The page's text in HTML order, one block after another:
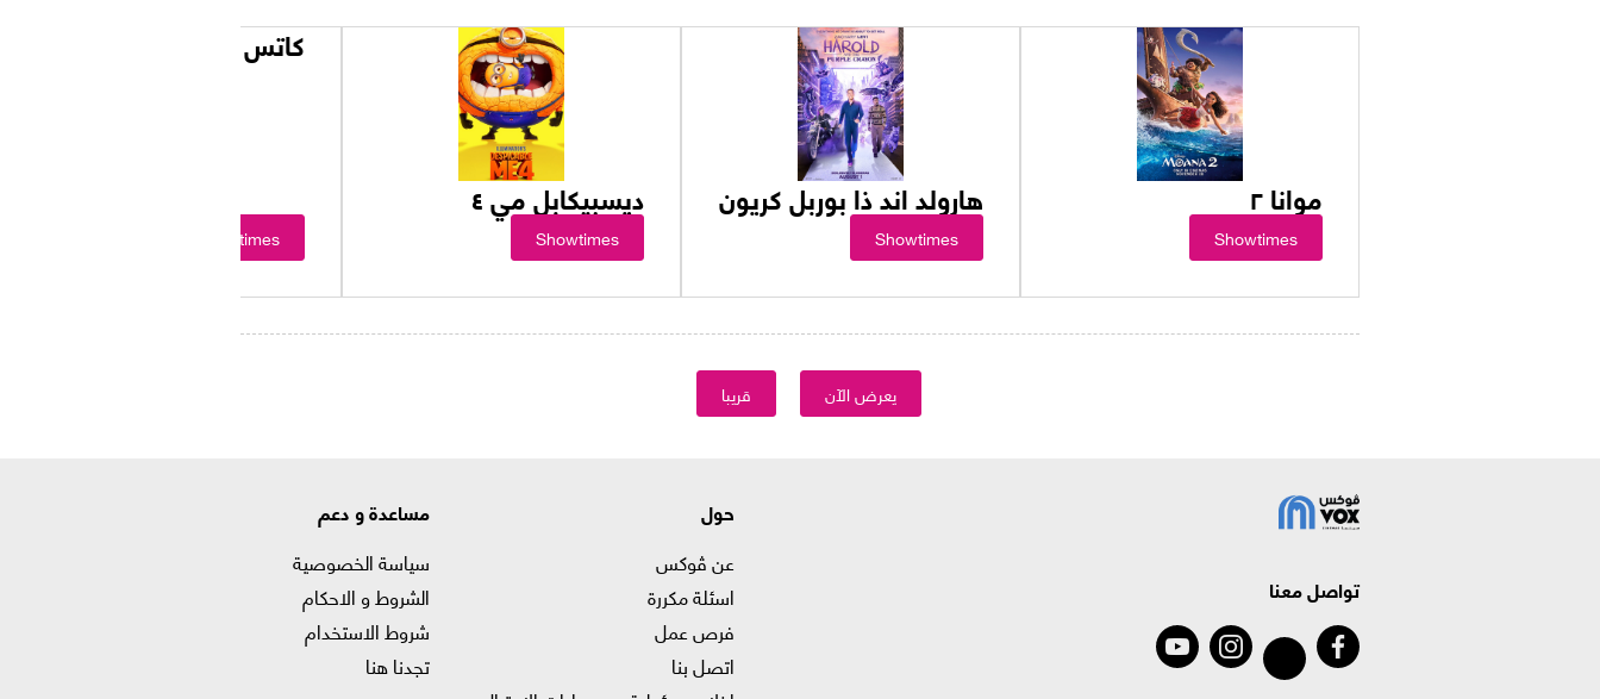
موانا ٢
Showtimes
هارولد اند ذا بوربل كريون
Showtimes
ديسبيكابل مي ٤
Showtimes
كاتس & دوغز
Showtimes
يعرض الآن قريبا
تواصل معنا
حول
عن ڤوكس
اسئلة مكررة
فرص عمل
اتصل بنا
مساعدة و دعم
سياسة الخصوصية
الشروط و الاحكام
شروط الاستخدام
تجدنا هنا